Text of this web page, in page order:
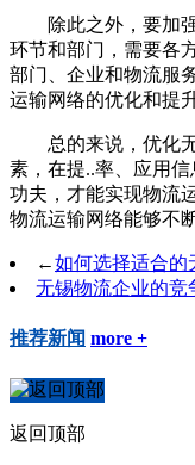
除此之外，要加
环节和部门，需要各
部门、企业和物流服
运输网络的优化和提升
总的来说，优化
素，在提..率、应用
功夫，才能实现物流
物流运输网络能够不
←如何选择适合的
无锡物流企业的竞
推荐新闻 more +
返回顶部